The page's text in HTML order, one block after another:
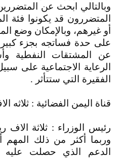
وبالتالي ابحث عن
المتضررون قد يكونوا فئة
أو غيرهم، وبالإمكان وضع
على حدة فساتجه بجزء
عن المشتقات النفطية
الرعاية الاجتماعية على
الفقيرة التي ستتأثر .
قناة اليمن الفضائية : ثلاثه
رئيس الوزراء : ثلاثة الاف
وربما أكثر من ذلك
الدعم الذي حصلت